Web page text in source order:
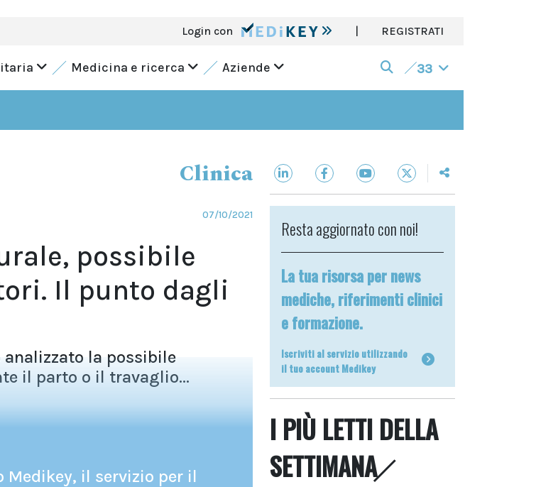
Login con | REGISTRATI
Medicina e ricerca Aziende 33
Clinica
07/10/2021
possibile
Il punto dagli
la possibile
il parto o il travaglio...
Medikey, il servizio per il
Resta aggiornato con noi!
La tua risorsa per news
mediche, riferimenti clinici
e formazione.
Iscriviti al servizio utilizzando
il tuo account Medikey
I PIÙ LETTI DELLA
SETTIMANA